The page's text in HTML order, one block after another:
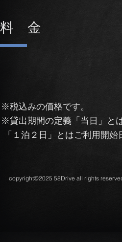
​料 金
※税込みの価格です。
※貸出期間の定義 「当日」
「１泊２日」とはご利用開
copyright©2025 58Drive all rights